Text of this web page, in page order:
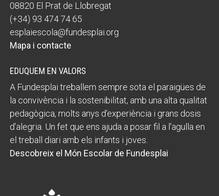
08820 El Prat de Llobregat
(+34) 93 474 74 65
esplaiescola@fundesplai.org
Mapa i contacte
EDUQUEM EN VALORS
A Fundesplai treballem sempre sota el paraigües de
la convivència i la sostenibilitat, amb una alta qualitat
pedagògica, molts anys d’experiència i grans dosis
d’alegria. Un fet que ens ajuda a posar fil a l'agulla en
el treball diari amb els infants i joves.
Descobreix el Món Escolar de Fundesplai